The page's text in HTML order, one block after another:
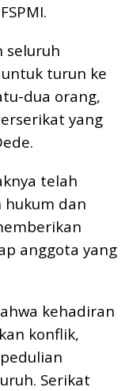
seluruh
untuk turun ke
dua orang,
yang
telah
hukum dan
anggota yang
kehadiran
konflik,
Serikat